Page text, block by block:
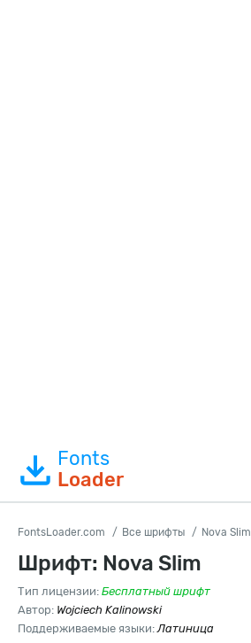
Fonts
Loader
FontsLoader.com Все шрифты Nova Slim
Шрифт: Nova Slim
Тип лицензии: Бесплатный шрифт
Автор: Wojciech Kalinowski
Поддерживаемые языки:Латиница